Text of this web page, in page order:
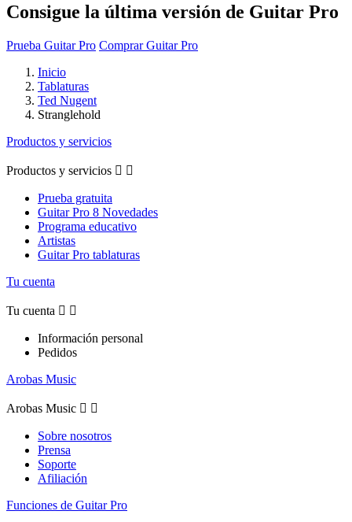
Consigue la última versión de Guitar Pro
Prueba Guitar Pro Comprar Guitar Pro
Inicio
Tablaturas
Ted Nugent
Stranglehold
Productos y servicios
Productos y servicios  
Prueba gratuita
Guitar Pro 8 Novedades
Programa educativo
Artistas
Guitar Pro tablaturas
Tu cuenta
Tu cuenta  
Información personal
Pedidos
Arobas Music
Arobas Music  
Sobre nosotros
Prensa
Soporte
Afiliación
Funciones de Guitar Pro